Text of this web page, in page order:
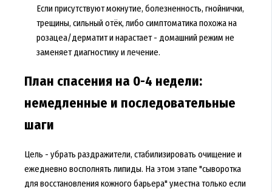
Если присутствуют мокнутие, болезненность, гнойнички,
трещины, сильный отёк, либо симптоматика похожа на
розацеа/дерматит и нарастает - домашний режим не
заменяет диагностику и лечение.
План спасения на 0-4 недели:
немедленные и последовательные
шаги
Цель - убрать раздражители, стабилизировать очищение и
ежедневно восполнять липиды. На этом этапе "сыворотка
для восстановления кожного барьера" уместна только если